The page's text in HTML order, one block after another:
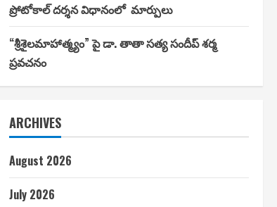
ప్రోటోకాల్ దర్శన విధానంలో మార్పులు
“శ్రీశైలమాహాత్మ్యం” పై డా. తాతా సత్య సందీప్ శర్మ
ప్రవచనం
ARCHIVES
August 2026
July 2026